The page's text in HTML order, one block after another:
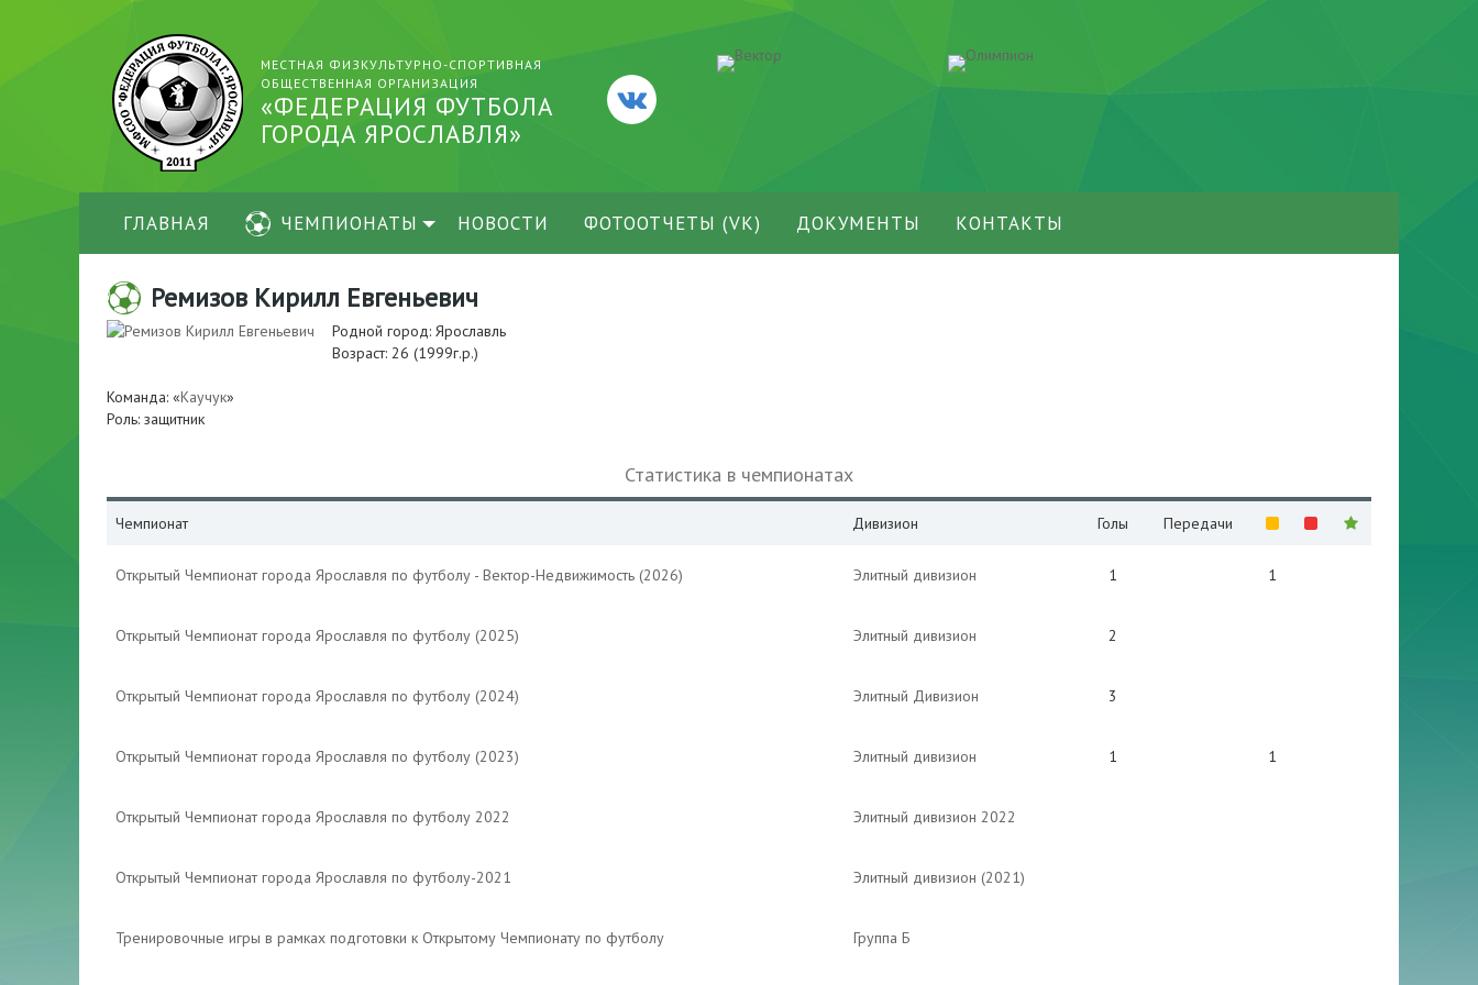
МЕСТНАЯ ФИЗКУЛЬТУРНО-СПОРТИВНАЯ
ОБЩЕСТВЕННАЯ ОРГАНИЗАЦИЯ
«ФЕДЕРАЦИЯ ФУТБОЛА
ГОРОДА ЯРОСЛАВЛЯ»
ГЛАВНАЯ ЧЕМПИОНАТЫ НОВОСТИ ФОТООТЧЕТЫ (VK) ДОКУМЕНТЫ КОНТАКТЫ
Ремизов Кирилл Евгеньевич
Родной город: Ярославль
Возраст: 26 (1999г.р.)
Команда: «Каучук»
Роль: защитник
Статистика в чемпионатах
Чемпионат Дивизион Голы Передачи
Открытый Чемпионат города Ярославля по футболу - Вектор-Недвижимость (2026) Элитный дивизион 1 1
Открытый Чемпионат города Ярославля по футболу (2025) Элитный дивизион 2
Открытый Чемпионат города Ярославля по футболу (2024) Элитный Дивизион 3
Открытый Чемпионат города Ярославля по футболу (2023) Элитный дивизион 1 1
Открытый Чемпионат города Ярославля по футболу 2022 Элитный дивизион 2022
Открытый Чемпионат города Ярославля по футболу-2021 Элитный дивизион (2021)
Тренировочные игры в рамках подготовки к Открытому Чемпионату по футболу Группа Б